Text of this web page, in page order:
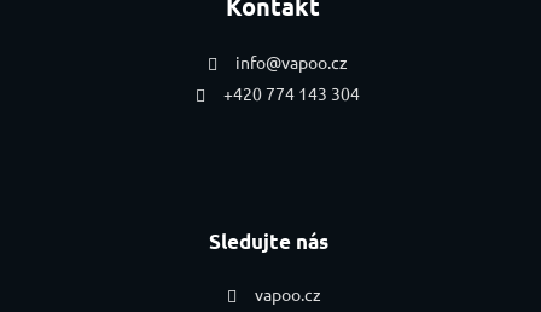
Kontakt
info@vapoo.cz
+420 774 143 304
Sledujte nás
vapoo.cz